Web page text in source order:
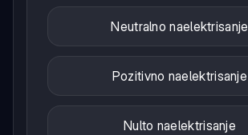
Neutralno naelektrisanje
Pozitivno naelektrisanje
Nulto naelektrisanje